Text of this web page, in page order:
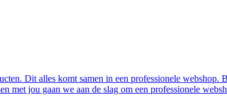
Dit alles komt samen in een professionele webshop.
jou gaan we aan de slag om een professionele